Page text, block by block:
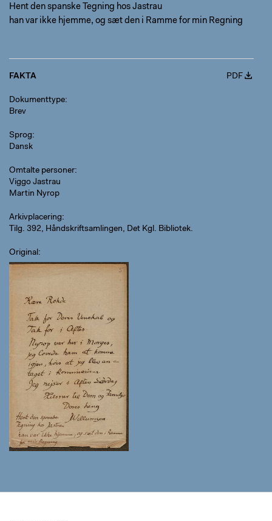
Hent den spanske Tegning hos Jastrau
han var ikke hjemme, og sæt den i Ramme for min Regning
FAKTA PDF
Dokumenttype
Brev
Sprog
Dansk
Omtalte personer
Viggo Jastrau
Martin Nyrop
Arkivplacering
Tilg. 392, Håndskriftsamlingen, Det Kgl. Bibliotek.
Original